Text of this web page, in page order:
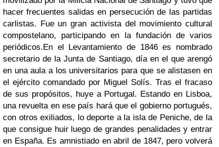
hacer frecuentes salidas en persecución de las partidas
carlistas. Fue un gran activista del movimiento cultural
compostelano, participando en la fundación de varios
periódicos.En el Levantamiento de 1846 es nombrado
secretario de la Junta de Santiago, día en el que arengó
en una aula a los universitarios para que se alistasen en
el ejército comandado por Miguel Solís. Tras el fracaso
de sus propósitos, huye a Portugal. Estando en Lisboa,
una revuelta en ese país hará que el gobierno portugués,
con otros exiliados, lo deporte a la isla de Peniche, de la
que consigue huir luego de grandes penalidades y entrar
en España. Es amnistiado en abril de 1847, pero volverá